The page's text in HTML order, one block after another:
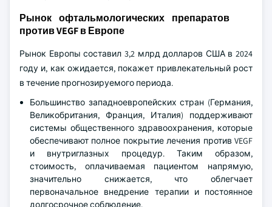
Рынок офтальмологических препаратов
против VEGF в Европе
Рынок Европы составил 3,2 млрд долларов США в 2024
году и, как ожидается, покажет привлекательный рост
в течение прогнозируемого периода.
Большинство западноевропейских стран (Германия,
Великобритания, Франция, Италия) поддерживают
системы общественного здравоохранения, которые
обеспечивают полное покрытие лечения против VEGF
и внутриглазных процедур. Таким образом,
стоимость, оплачиваемая пациентом напрямую,
значительно снижается, что облегчает
первоначальное внедрение терапии и постоянное
долгосрочное соблюдение.